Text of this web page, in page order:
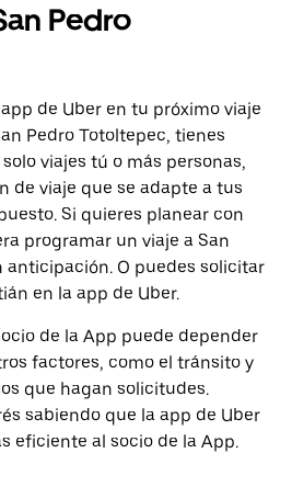
Pedro
de Uber en tu próximo viaje
Pedro Totoltepec, tienes
viajes tú o más personas,
de viaje que se adapte a tus
Si quieres planear con
programar un viaje a San
anticipación. O puedes solicitar
en la app de Uber.
de la App puede depender
factores, como el tránsito y
que hagan solicitudes.
sabiendo que la app de Uber
eficiente al socio de la App.